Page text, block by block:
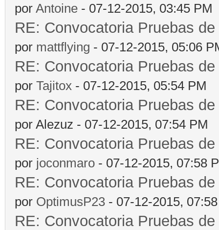
por Antoine - 07-12-2015, 03:45 PM
RE: Convocatoria Pruebas
por mattflying - 07-12-2015, 05:06
RE: Convocatoria Pruebas
por Tajitox - 07-12-2015, 05:54 PM
RE: Convocatoria Pruebas
por Alezuz - 07-12-2015, 07:54 PM
RE: Convocatoria Pruebas
por joconmaro - 07-12-2015, 07:58
RE: Convocatoria Pruebas
por OptimusP23 - 07-12-2015,
RE: Convocatoria Pruebas